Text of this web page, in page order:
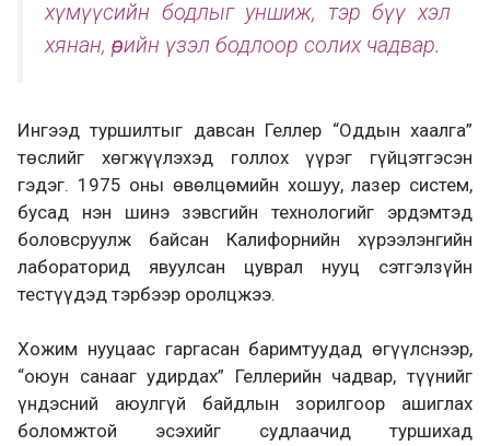
хүмүүсийн бодлыг уншиж, тэр бүү хэл
хянан, өөрийн үзэл бодлоор солих чадвар.
Ингээд туршилтыг давсан Геллер “Оддын хаалга”
төслийг хөгжүүлэхэд голлох үүрэг гүйцэтгэсэн
гэдэг. 1975 оны өвөлцөмийн хошуу, лазер систем,
бусад нэн шинэ зэвсгийн технологийг эрдэмтэд
боловсруулж байсан Калифорнийн хүрээлэнгийн
лабораторид явуулсан цуврал нууц сэтгэлзүйн
тестүүдэд тэрбээр оролцжээ.
Хожим нууцаас гаргасан баримтуудад өгүүлснээр,
“оюун санааг удирдах” Геллерийн чадвар, түүнийг
үндэсний аюулгүй байдлын зорилгоор ашиглах
боломжтой эсэхийг судлаачид туршихад